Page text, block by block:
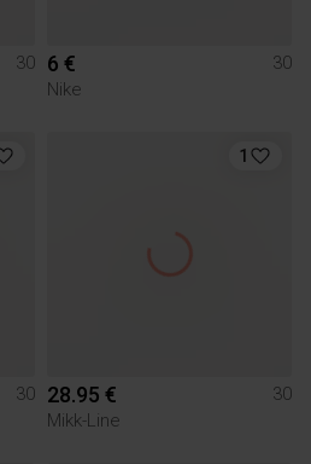
30 6 €
30
Nike
30
1
28.95 €
30
Mikk-Line